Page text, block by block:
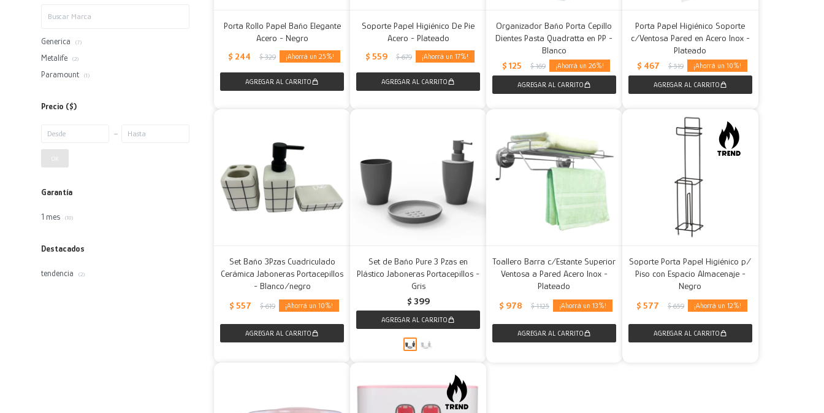
Porta Rollo Papel Baño Elegante
Acero - Negro
$ 244 $ 329 25
Soporte Papel Higiénico De Pie
Acero - Plateado
$ 559 $ 679 17
Organizador Baño Porta Cepillo
Dientes Pasta Quadratta en PP -
Blanco
$ 125 $ 169 26
Porta Papel Higiénico Soporte
c/Ventosa Pared en Acero Inox -
Plateado
$ 467 $ 519 10
Set Baño 3Pzas Cuadriculado
Cerámica Jaboneras Portacepillos
- Blanco/negro
$ 557 $ 619 10
Set de Baño Pure 3 Pzas en
Plástico Jaboneras Portacepillos -
Gris
$ 399
Toallero Barra c/Estante Superior
Ventosa a Pared Acero Inox -
Plateado
$ 978 $ 1.125 13
Soporte Porta Papel Higiénico p/
Piso con Espacio Almacenaje -
Negro
$ 577 $ 659 12
Generica (7)
Metalife (2)
Paramount (1)
Precio ($)
Garantía
1 mes (10)
Destacados
tendencia (2)